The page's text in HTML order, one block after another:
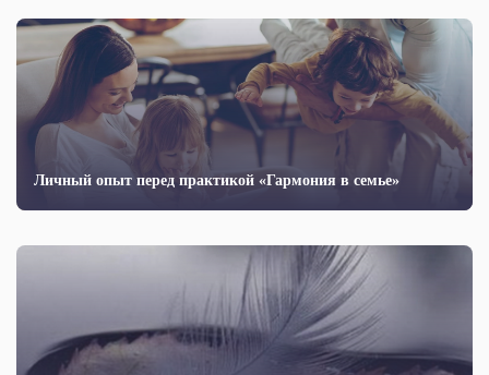
Личный опыт перед практикой «Гармония в семье»